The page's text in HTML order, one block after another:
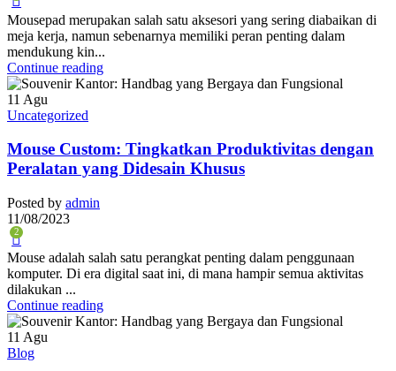
Mousepad merupakan salah satu aksesori yang sering diabaikan di
meja kerja, namun sebenarnya memiliki peran penting dalam
mendukung kin...
Continue reading
11 Agu
Uncategorized
Mouse Custom: Tingkatkan Produktivitas dengan
Peralatan yang Didesain Khusus
Posted by admin
11/08/2023
2
Mouse adalah salah satu perangkat penting dalam penggunaan
komputer. Di era digital saat ini, di mana hampir semua aktivitas
dilakukan ...
Continue reading
11 Agu
Blog